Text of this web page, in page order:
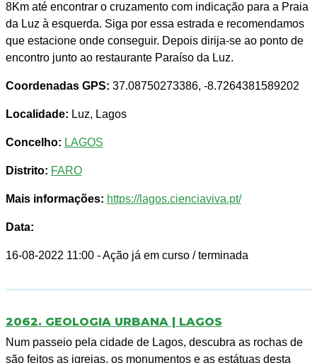
8Km até encontrar o cruzamento com indicação para a Praia
da Luz à esquerda. Siga por essa estrada e recomendamos
que estacione onde conseguir. Depois dirija-se ao ponto de
encontro junto ao restaurante Paraíso da Luz.
Coordenadas GPS: 37.08750273386, -8.7264381589202
Localidade: Luz, Lagos
Concelho: LAGOS
Distrito: FARO
Mais informações: https://lagos.cienciaviva.pt/
Data:
16-08-2022 11:00 - Ação já em curso / terminada
2062. GEOLOGIA URBANA | LAGOS
Num passeio pela cidade de Lagos, descubra as rochas de
são feitos as igrejas, os monumentos e as estátuas desta